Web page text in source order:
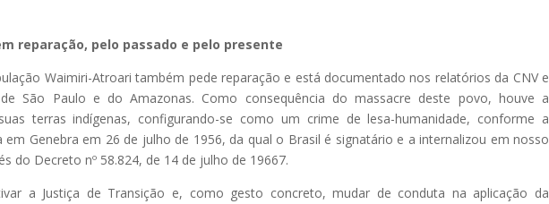
reparação, pelo passado e pelo presente
Waimiri-Atroari também pede reparação e está documentado nos relatórios da CNV e
São Paulo e do Amazonas. Como consequência do massacre deste povo, houve a
terras indígenas, configurando-se como um crime de lesa-humanidade, conforme a
em Genebra em 26 de julho de 1956, da qual o Brasil é signatário e a internalizou em nosso
do Decreto nº 58.824, de 14 de julho de 19667.
a Justiça de Transição e, como gesto concreto, mudar de conduta na aplicação da